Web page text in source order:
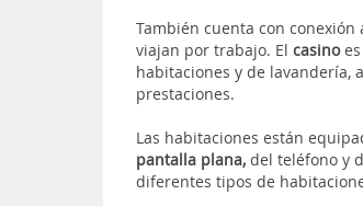
También cuenta con conexión
viajan por trabajo. Elcasinoes
habitaciones y de lavandería,
prestaciones.
Las habitaciones están
pantalla plana, del teléfono y
diferentes tipos de